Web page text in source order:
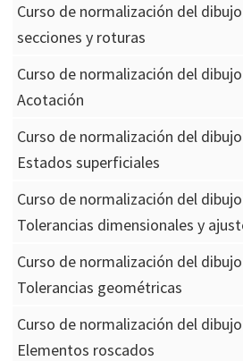
Curso de normalización del
secciones y roturas
Curso de normalización del
Acotación
Curso de normalización del
Estados superficiales
Curso de normalización del
Tolerancias dimensionales y
Curso de normalización del
Tolerancias geométricas
Curso de normalización del
Elementos roscados